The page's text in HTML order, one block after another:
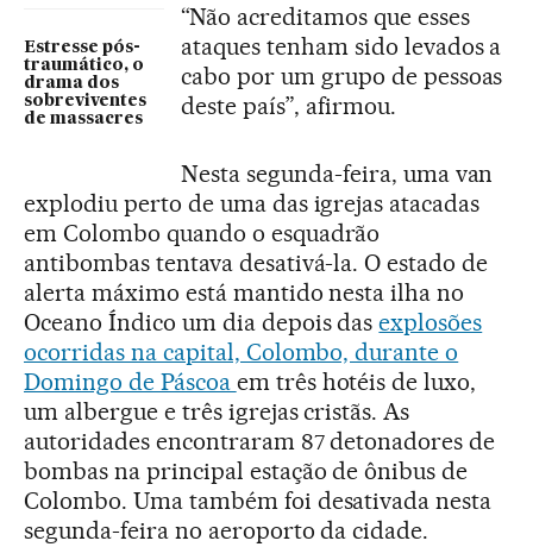
Estresse pós-
traumático, o
drama dos
sobreviventes
de massacres
“Não acreditamos que esses
ataques tenham sido levados a
cabo por um grupo de pessoas
deste país”, afirmou.
Nesta segunda-feira, uma van
explodiu perto de uma das igrejas atacadas
em Colombo quando o esquadrão
antibombas tentava desativá-la. O estado de
alerta máximo está mantido nesta ilha no
Oceano Índico um dia depois dasexplosões
ocorridas na capital, Colombo, durante o
Domingo de Páscoa em três hotéis de luxo,
um albergue e três igrejas cristãs. As
autoridades encontraram 87 detonadores de
bombas na principal estação de ônibus de
Colombo. Uma também foi desativada nesta
segunda-feira no aeroporto da cidade.